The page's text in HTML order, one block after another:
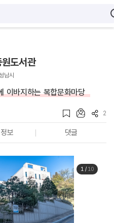
도서관
남시
이바지하는 복합문화마당
2
보 댓글
1/ 10